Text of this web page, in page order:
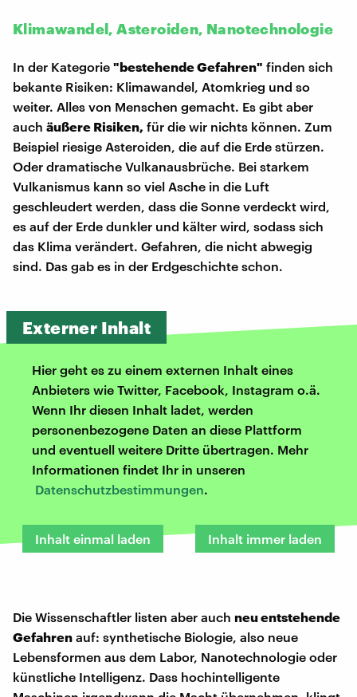
Klimawandel, Asteroiden, Nanotechnologie
In der Kategorie "bestehende Gefahren" finden sich
bekante Risiken: Klimawandel, Atomkrieg und so
weiter. Alles von Menschen gemacht. Es gibt aber
auch äußere Risiken, für die wir nichts können. Zum
Beispiel riesige Asteroiden, die auf die Erde stürzen.
Oder dramatische Vulkanausbrüche. Bei starkem
Vulkanismus kann so viel Asche in die Luft
geschleudert werden, dass die Sonne verdeckt wird,
es auf der Erde dunkler und kälter wird, sodass sich
das Klima verändert. Gefahren, die nicht abwegig
sind. Das gab es in der Erdgeschichte schon.
Externer Inhalt
Hier geht es zu einem externen Inhalt eines
Anbieters wie Twitter, Facebook, Instagram o.ä.
Wenn Ihr diesen Inhalt ladet, werden
personenbezogene Daten an diese Plattform
und eventuell weitere Dritte übertragen. Mehr
Informationen findet Ihr in unseren
Datenschutzbestimmungen.
Inhalt einmal laden Inhalt immer laden
Die Wissenschaftler listen aber auch neu entstehende
Gefahren auf: synthetische Biologie, also neue
Lebensformen aus dem Labor, Nanotechnologie oder
künstliche Intelligenz. Dass hochintelligente